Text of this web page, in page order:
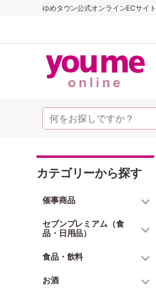
ゆめタウン公式オンラインECサイ
カテゴリーから探す
催事商品
セブンプレミアム（食
品・日用品）
食品・飲料
お酒